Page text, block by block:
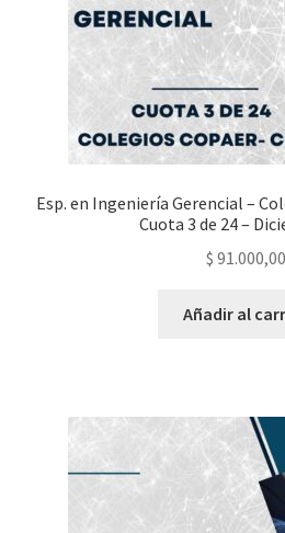
Esp. en Ingeniería Gerencial –
Cuota 3 de 24 –
$ 91.000,00
Añadir al